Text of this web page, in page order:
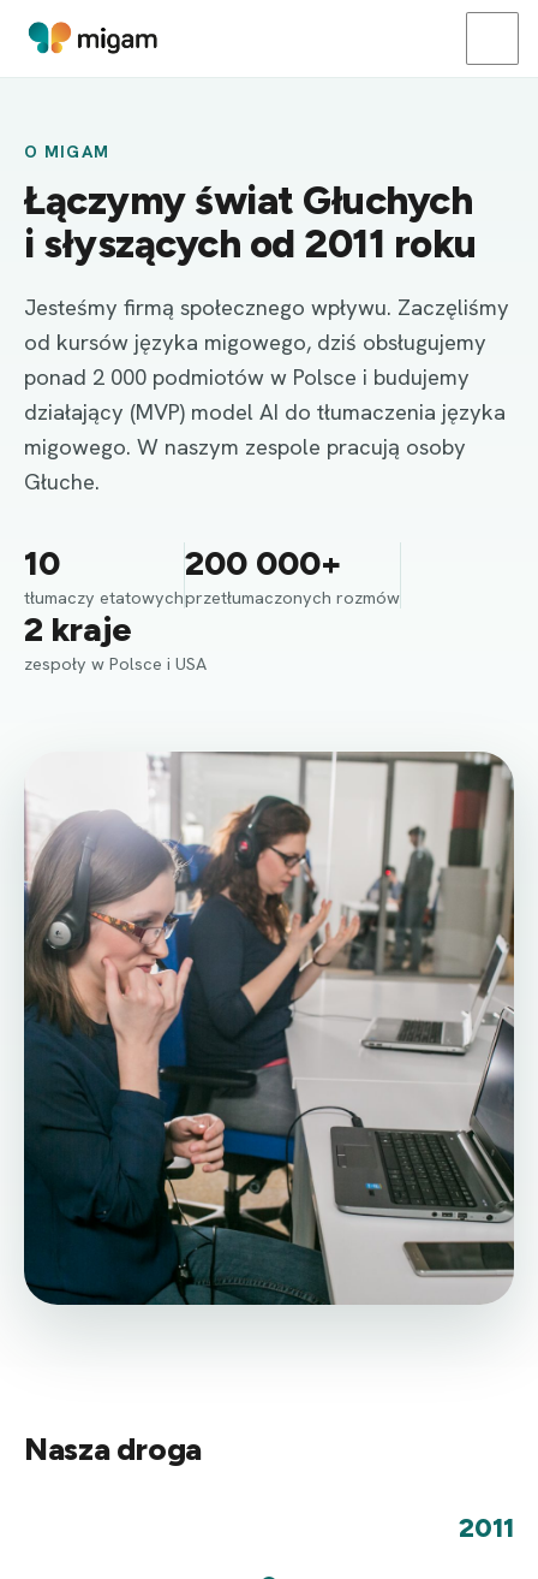
O MIGAM
Łączymy świat Głuchych
i słyszących od 2011 roku
Jesteśmy firmą społecznego wpływu. Zaczęliśmy
od kursów języka migowego, dziś obsługujemy
ponad 2 000 podmiotów w Polsce i budujemy
działający (MVP) model AI do tłumaczenia języka
migowego. W naszym zespole pracują osoby
Głuche.
10
tłumaczy etatowych
200 000+
przetłumaczonych rozmów
2 kraje
zespoły w Polsce i USA
Nasza droga
2011